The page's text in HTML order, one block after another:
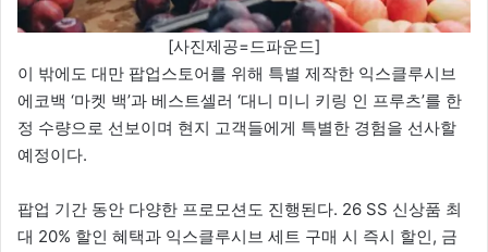
[사진제공=드파운드]
이 밖에도 대만 팝업스토어를 위해 특별 제작한 익스클루시브
에코백 ‘마켓 백’과 베스트셀러 ‘대니 미니 키링 인 프루츠’를 한
정 수량으로 선보이며 현지 고객들에게 특별한 경험을 선사할
예정이다.
팝업 기간 동안 다양한 프로모션도 진행된다. 26 SS 신상품 최
대 20% 할인 혜택과 익스클루시브 세트 구매 시 즉시 할인, 금